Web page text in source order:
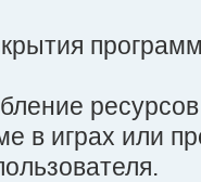
в играх или